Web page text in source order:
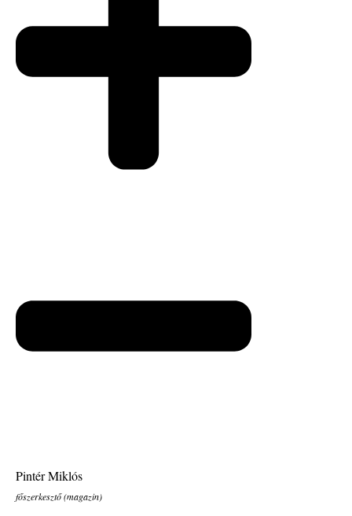
Pintér Miklós
főszerkesztő (magazin)